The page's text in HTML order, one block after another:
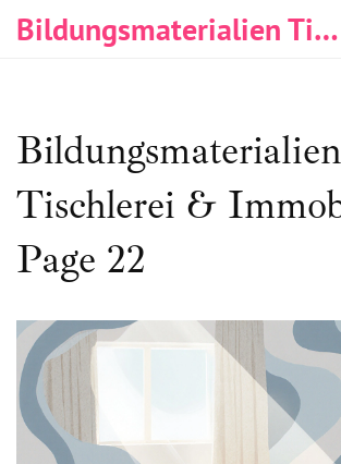
Bildungsmaterialien Tischlerei & Immobilien
Bildungsmaterialien
Tischlerei &
Page 22